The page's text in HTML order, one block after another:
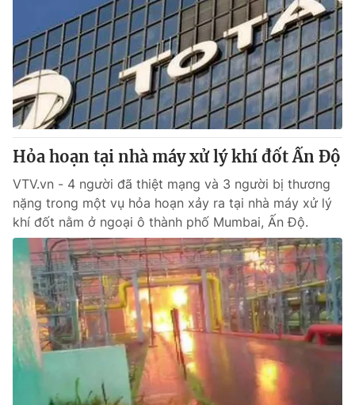
Chất lượng cuộc sống
Học trực tuyến
Hitech Công nghệ tương lai
Sản phẩm
Thị trường
Tư vấn
Giao lưu trực tuyến
Lịch phát sóng
Chuyên mục khác
Emagazine Podcast
Photo Infographic
Video Shorts video
VTV Money VTV Thể thao
VTV Sức khoẻ Bất động sản
Hỏa hoạn tại nhà máy xử lý khí đốt Ấn Độ
VTV.vn - 4 người đã thiệt mạng và 3 người bị thương
nặng trong một vụ hỏa hoạn xảy ra tại nhà máy xử lý
khí đốt nằm ở ngoại ô thành phố Mumbai, Ấn Độ.